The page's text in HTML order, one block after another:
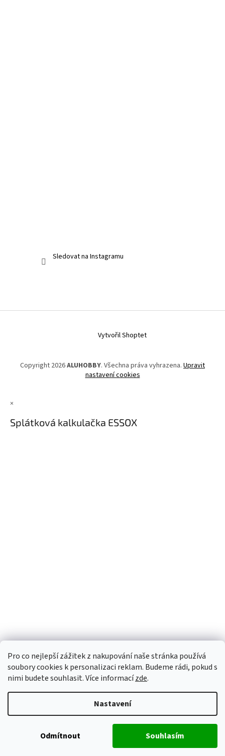
Pro co nejlepší zážitek z nakupování naše stránka používá
soubory cookies k personalizaci reklam. Budeme rádi, pokud s
nimi budete souhlasit. Více informacízde.
Nastavení
Odmítnout Souhlasím
Sledovat na Instagramu
Vytvořil Shoptet
Copyright 2026ALUHOBBY. Všechna práva vyhrazena. Upravit
nastavení cookies
×
Splátková kalkulačka ESSOX